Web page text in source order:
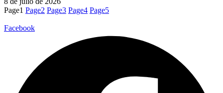
Page1 Page2 Page3 Page4 Page5
Facebook